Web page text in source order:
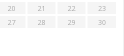
20 21 22
23
27 28 29
30